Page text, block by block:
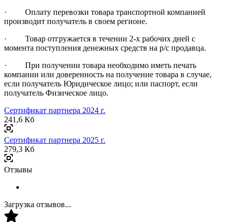
· Оплату перевозки товара транспортной компанией
производит получатель в своем регионе.
· Товар отгружается в течении 2-х рабочих дней с
момента поступления денежных средств на р/с продавца.
· При получении товара необходимо иметь печать
компании или доверенность на получение товара в случае,
если получатель Юридическое лицо; или паспорт, если
получатель Физическое лицо.
Сертификат партнера 2024 г.
241,6 Кб
Сертификат партнера 2025 г.
279,3 Кб
Отзывы
Загрузка отзывов...